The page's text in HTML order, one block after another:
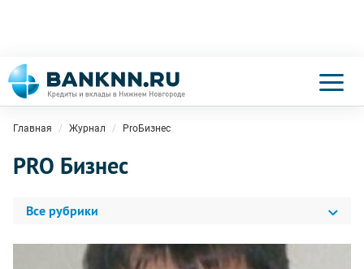
Главная Журнал ProБизнес
PRO Бизнес
Все рубрики